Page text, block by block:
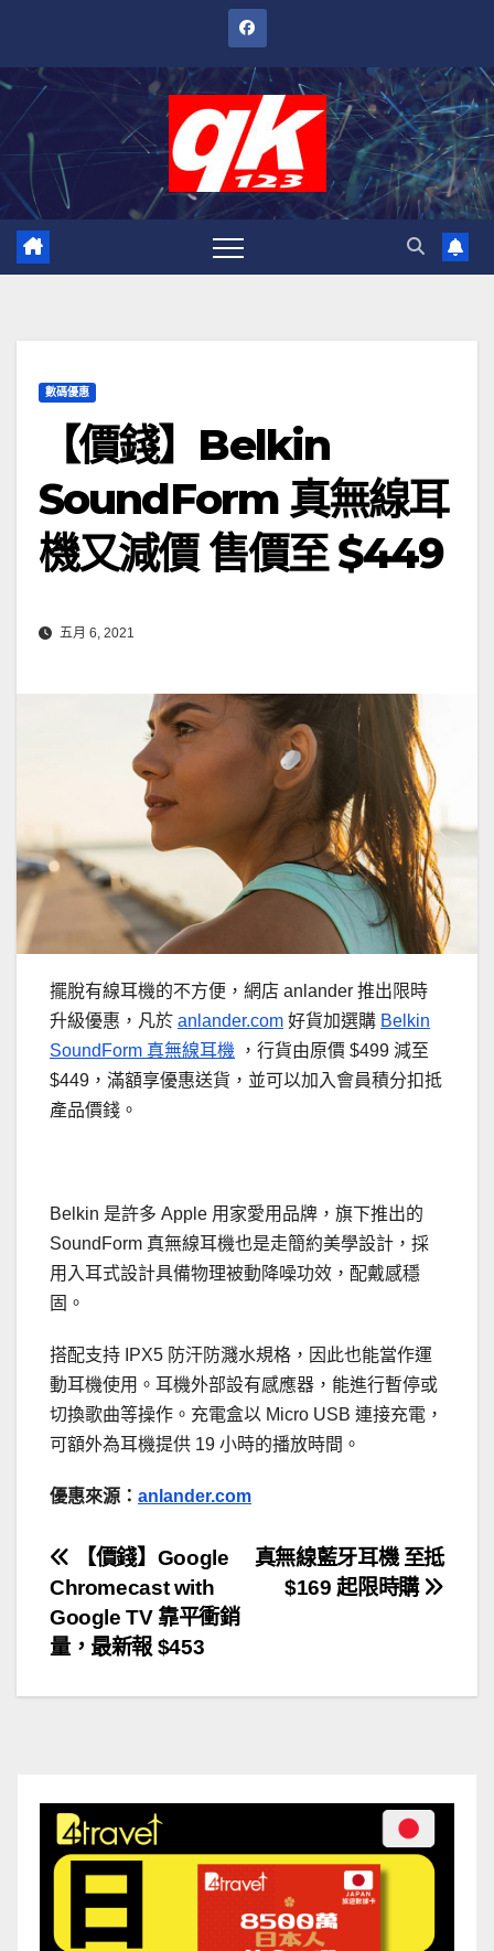
內
數碼優惠
【價錢】Belkin
SoundForm 真無線耳
機又減價 售價至 $449
五月 6, 2021
擺脫有線耳機的不方便，網店 anlander 推出限時
升級優惠，凡於 anlander.com 好貨加選購 Belkin
SoundForm 真無線耳機 ，行貨由原價 $499 減至
$449，滿額享優惠送貨，並可以加入會員積分扣抵
產品價錢。
Belkin 是許多 Apple 用家愛用品牌，旗下推出的
SoundForm 真無線耳機也是走簡約美學設計，採
用入耳式設計具備物理被動降噪功效，配戴感穩
固。
搭配支持 IPX5 防汗防濺水規格，因此也能當作運
動耳機使用。耳機外部設有感應器，能進行暫停或
切換歌曲等操作。充電盒以 Micro USB 連接充電，
可額外為耳機提供 19 小時的播放時間。
優惠來源： anlander.com
文
章
導
覽
真無線藍牙耳機 至抵
$169 起限時購
【價錢】Google
Chromecast with
Google TV 靠平衝銷
量，最新報 $453